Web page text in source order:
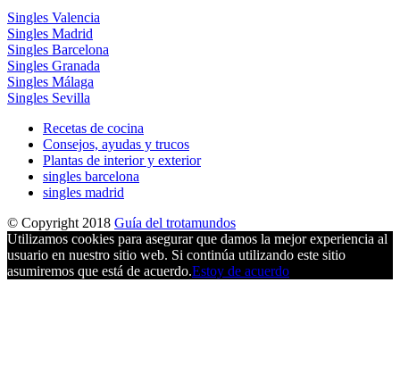
Singles Valencia
Singles Madrid
Singles Barcelona
Singles Granada
Singles Málaga
Singles Sevilla
Recetas de cocina
Consejos, ayudas y trucos
Plantas de interior y exterior
singles barcelona
singles madrid
© Copyright 2018 Guía del trotamundos
Utilizamos cookies para asegurar que damos la mejor experiencia al
usuario en nuestro sitio web. Si continúa utilizando este sitio
asumiremos que está de acuerdo.Estoy de acuerdo